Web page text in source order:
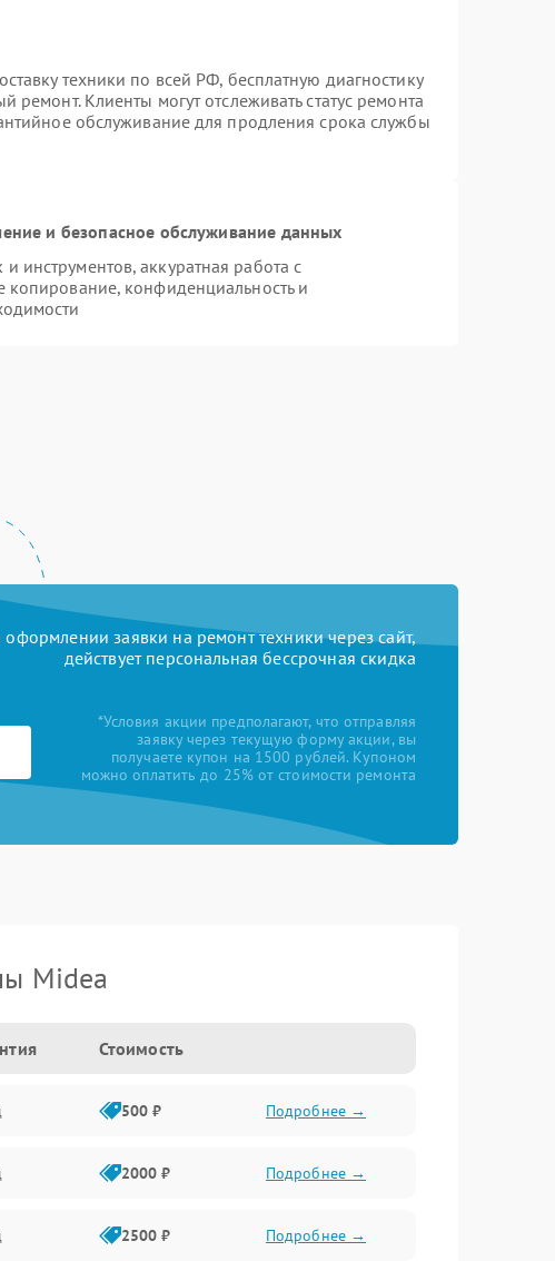
техники по всей РФ, бесплатную диагностику
Клиенты могут отслеживать статус ремонта
обслуживание для продления срока службы
и безопасное обслуживание данных
аккуратная работа с
конфиденциальность и
заявки на ремонт техники через сайт,
действует персональная бессрочная скидка
*Условия акции предполагают, что отправляя
заявку через текущую форму акции, вы
получаете купон на 1500 рублей. Купоном
можно оплатить до 25% от стоимости ремонта
Midea
Стоимость
500 ₽ Подробнее →
2000 ₽ Подробнее →
2500 ₽ Подробнее →